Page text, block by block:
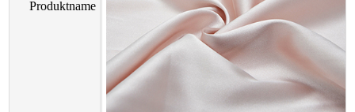
Produktname